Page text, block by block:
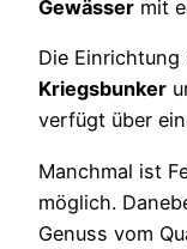
Gewässer mit
Die
Kriegsbunker
verfügt über
Manchmal ist
möglich.
Genuss vom